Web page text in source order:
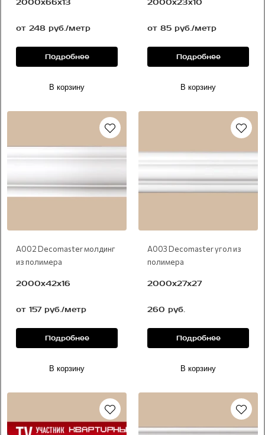
2000x66x13
от 248 руб./метр
Подробнее
В корзину
2000x23x10
от 85 руб./метр
Подробнее
В корзину
А002 Decomaster молдинг
из полимера
2000x42х16
от 157 руб./метр
Подробнее
В корзину
А003 Decomaster угол из
полимера
2000х27х27
260 руб.
Подробнее
В корзину